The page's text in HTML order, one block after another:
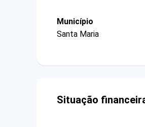
Município
Santa Maria
Situação